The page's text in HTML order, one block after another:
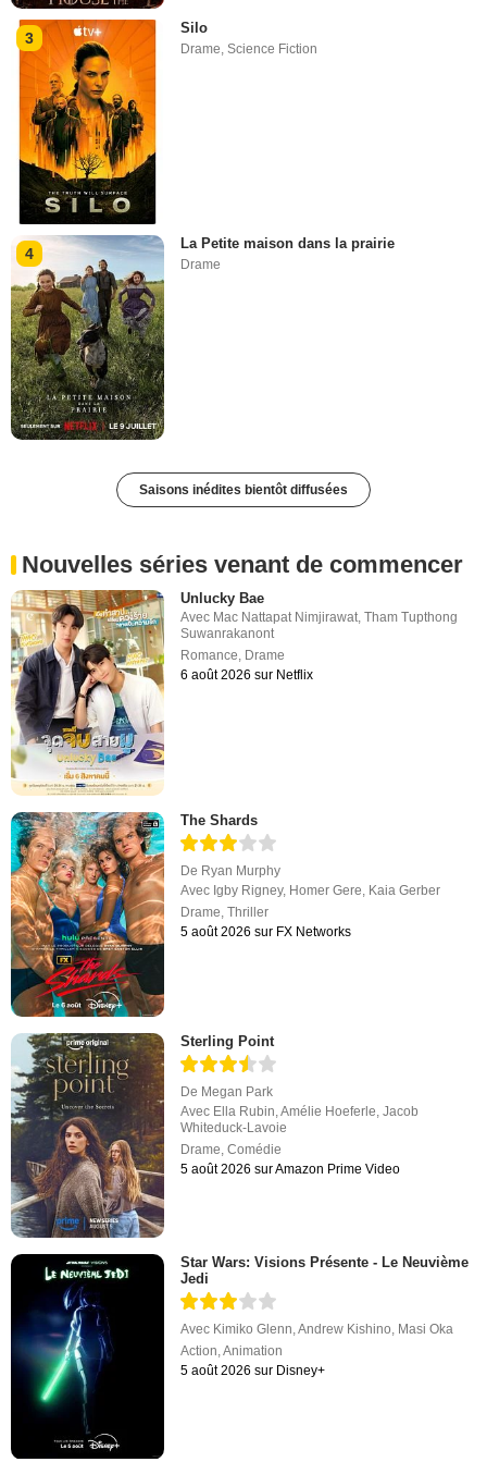
3
Silo
Drame ,Science Fiction
4
La Petite maison dans la prairie
Drame
Saisons inédites bientôt diffusées
Nouvelles séries venant de commencer
Unlucky Bae
Avec Mac Nattapat Nimjirawat,Tham Tupthong
Suwanrakanont
Romance, Drame
6 août 2026 sur Netflix
The Shards
De Ryan Murphy
Avec Igby Rigney, Homer Gere Kaia Gerber
Drame ,Thriller
5 août 2026 sur FX Networks
Sterling Point
De Megan Park
Avec Ella Rubin,Amélie Hoeferle,Jacob
Whiteduck-Lavoie
Drame,Comédie
5 août 2026 sur Amazon Prime Video
Star Wars: Visions Présente - Le Neuvième
Jedi
Avec Kimiko Glenn,Andrew Kishino, Masi Oka
Action,Animation
5 août 2026 sur Disney+